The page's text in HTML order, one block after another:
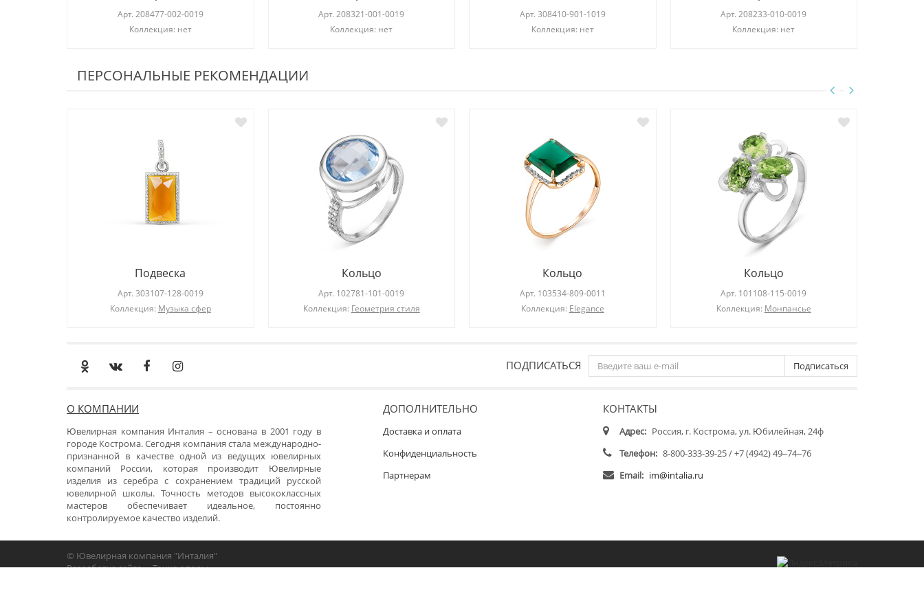
Арт. 208477-002-0019
Коллекция: нет
Арт.208321-001-0019
Коллекция: нет
Арт. 308410-901-1019
Коллекция: нет
Арт.208233-010-0019
Коллекция: нет
ПЕРСОНАЛЬНЫЕ РЕКОМЕНДАЦИИ
Подвеска
Арт. 303107-128-0019
Коллекция: Музыка сфер
Кольцо
Арт. 102781-101-0019
Коллекция: Геометрия стиля
Кольцо
Арт. 103534-809-0011
Коллекция: Elegance
Кольцо
Арт. 101108-115-0019
Коллекция: Монпансье
ПОДПИСАТЬСЯ Подписаться
О КОМПАНИИ
Ювелирная компания Инталия – основана в 2001 году в
городе Кострома. Сегодня компания стала международно-
признанной в качестве одной из ведущих ювелирных
компаний России, которая производит Ювелирные
изделия из серебра с сохранением традиций русской
ювелирной школы. Точность методов высококлассных
мастеров обеспечивает идеальное, постоянно
контролируемое качество изделий.
ДОПОЛНИТЕЛЬНО
Доставка и оплата
Конфиденциальность
Партнерам
КОНТАКТЫ
Адрес: Россия, г. Кострома, ул. Юбилейная, 24ф
Телефон: 8-800-333-39-25 / +7 (4942) 49‒74‒76
Email: im@intalia.ru
© Ювелирная компания "Инталия"
Разработка сайта -«Точка опоры»